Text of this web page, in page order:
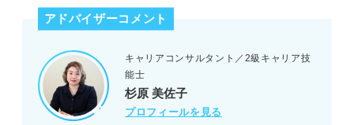
アドバイザーコメント
キャリアコンサルタント／2級キャリア技
能士
杉原 美佐子
プロフィールを見る